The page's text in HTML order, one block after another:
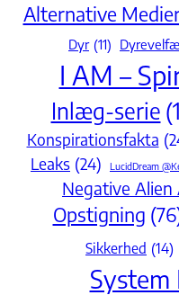
Alternative
Dyr (11)
I AM –
Inlæg-serie
Konspirationsfakta
Leaks (24) LucidDream
Negative Alien
Opstigning
Sikkerhed (14)